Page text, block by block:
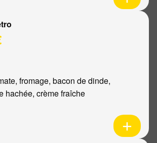
fromage, bacon de dinde,
hachée, crème fraîche